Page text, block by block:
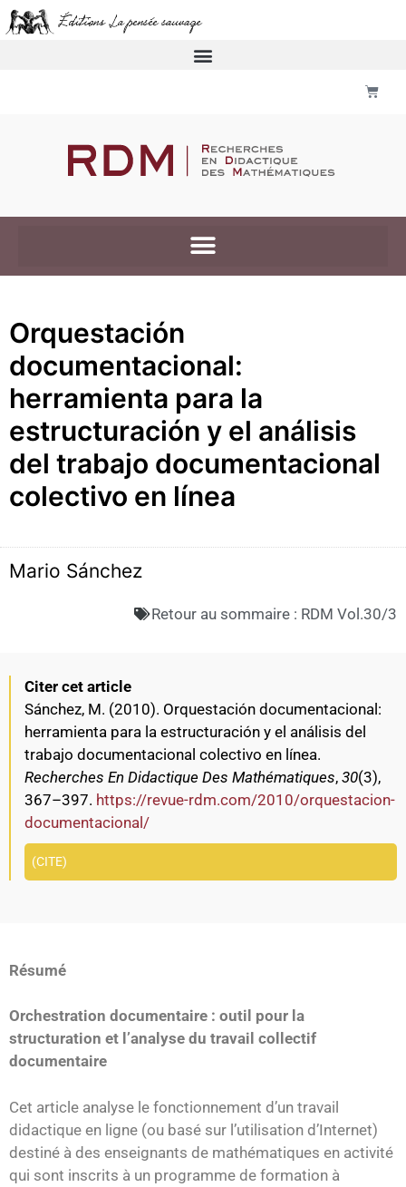
Orquestación
documentacional:
herramienta para la
estructuración y el análisis
del trabajo documentacional
colectivo en línea
Mario Sánchez
Retour au sommaire : RDM Vol.30/3
Citer cet article
Sánchez, M. (2010). Orquestación documentacional:
herramienta para la estructuración y el análisis del
trabajo documentacional colectivo en línea.
Recherches En Didactique Des Mathématiques, 30(3),
367–397. https://revue-rdm.com/2010/orquestacion-
documentacional/
CITE
Résumé
Orchestration documentaire : outil pour la
structuration et l’analyse du travail collectif
documentaire
Cet article analyse le fonctionnement d’un travail
didactique en ligne (ou basé sur l’utilisation d’Internet)
destiné à des enseignants de mathématiques en activité
qui sont inscrits à un programme de formation à